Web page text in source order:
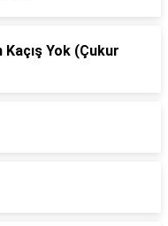
Kaçış Yok (Çukur